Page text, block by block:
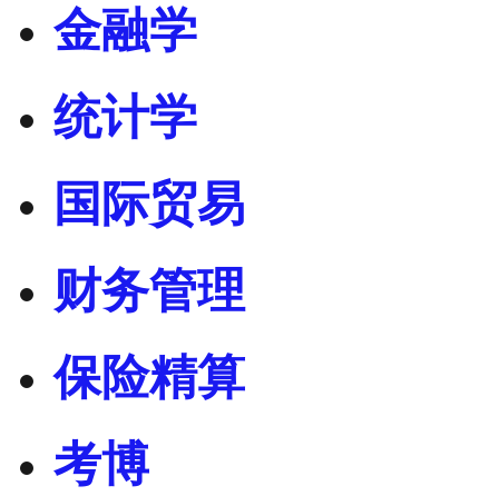
金融学
统计学
国际贸易
财务管理
保险精算
考博